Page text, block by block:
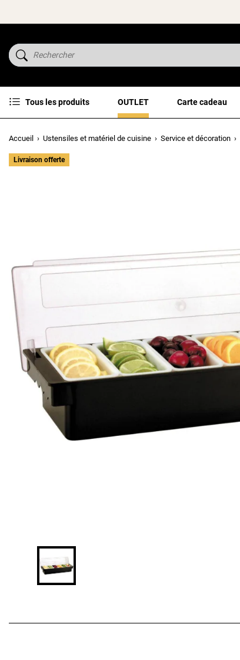
Tous les produits OUTLET Carte cadeau
Accueil Ustensiles et matériel de cuisine Service et décoration
Livraison offerte